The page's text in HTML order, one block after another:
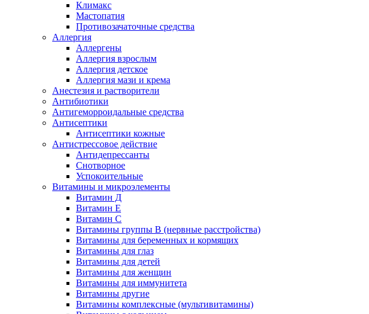
Климакс
Мастопатия
Противозачаточные средства
Аллергия
Аллергены
Аллергия взрослым
Аллергия детское
Аллергия мази и крема
Анестезия и растворители
Антибиотики
Антигеморроидальные средства
Антисептики
Антисептики кожные
Антистрессовое действие
Антидепрессанты
Снотворное
Успокоительные
Витамины и микроэлементы
Витамин Д
Витамин Е
Витамин С
Витамины группы В (нервные расстройства)
Витамины для беременных и кормящих
Витамины для глаз
Витамины для детей
Витамины для женщин
Витамины для иммунитета
Витамины другие
Витамины комплексные (мультивитамины)